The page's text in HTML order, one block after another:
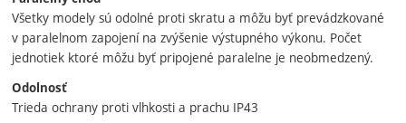
Všetky modely sú odolné proti skratu a môžu byť prevádzkované
v paralelnom zapojení na zvýšenie výstupného výkonu. Počet
jednotiek ktoré môžu byť pripojené paralelne je neobmedzený.
Odolnosť
Trieda ochrany proti vlhkosti a prachu IP43